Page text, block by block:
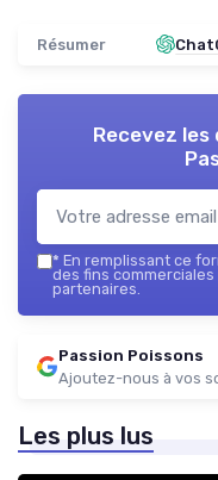
Résumer
Recevez
* En remplissant ce
des fins
partenaires.
Passion Poissons
Ajoutez-nous à vos
Les plus lus